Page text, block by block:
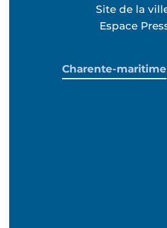
Site de la
Espace
Charente-maritime